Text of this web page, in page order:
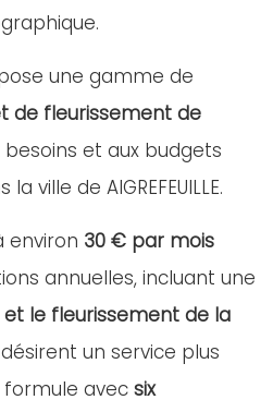
une gamme de
de fleurissement de
et aux budgets
ville de AIGREFEUILLE.
environ 30 € par mois
annuelles, incluant une
le fleurissement de la
un service plus
formule avec six